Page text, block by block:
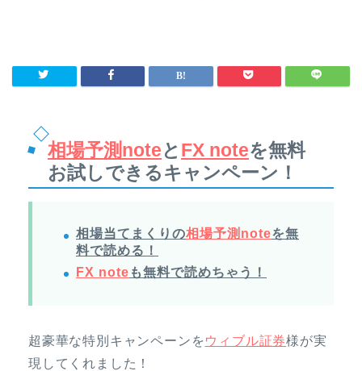
相場予測noteとFX noteを無料
お試しできるキャンペーン！
相場当てまくりの相場予測noteを無
料で読める！
FX note も無料で読めちゃう！
超豪華な特別キャンペーンを ウィブル証券様が実
現してくれました！